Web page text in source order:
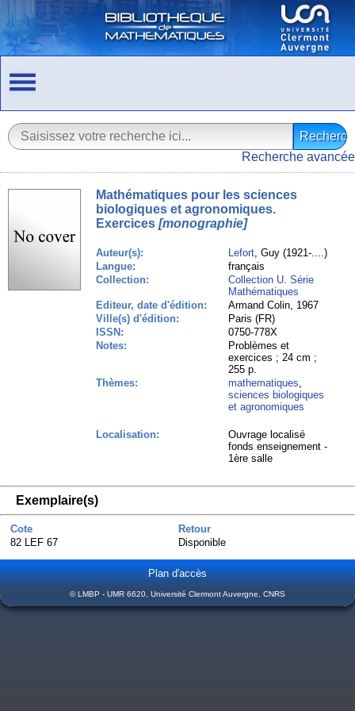
Recherche avancée
Mathématiques pour les sciences
biologiques et agronomiques.
Exercices [monographie]
Auteur(s): Lefort, Guy (1921-....)
Langue:
français
Collection:
Collection U. Série
Mathématiques
Editeur, date d'édition:
Armand Colin, 1967
Ville(s) d'édition:
Paris (FR)
ISSN:
0750-778X
Notes:
Problèmes et
exercices ; 24 cm ;
255 p.
Thèmes:
mathematiques,
sciences biologiques
et agronomiques
Localisation:
Ouvrage localisé
fonds enseignement -
1ère salle
Exemplaire(s)
Cote
Retour
82 LEF 67
Disponible
Plan d'accès
© LMBP - UMR 6620, Université Clermont Auvergne, CNRS